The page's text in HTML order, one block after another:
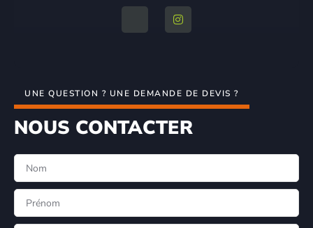
UNE QUESTION ? UNE DEMANDE DE DEVIS ?
NOUS CONTACTER